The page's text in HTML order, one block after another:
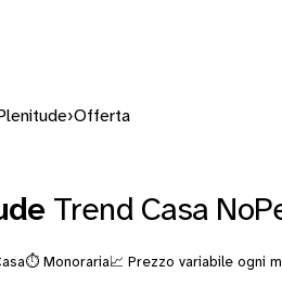
›Offerta
Trend Casa
⏱️ Monoraria📈 Prezzo variabile ogni